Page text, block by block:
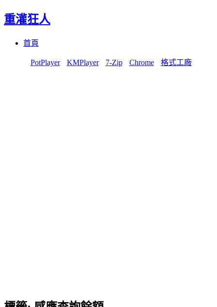
重灌狂人
首頁
PotPlayer KMPlayer 7-Zip Chrome 格式工廠